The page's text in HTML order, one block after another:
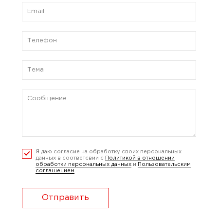
Я даю согласие на обработку своих персональных
данных в соответсвии с
Политикой в отношении
обработки персональных данных и
Пользовательским
соглашением
Отправить